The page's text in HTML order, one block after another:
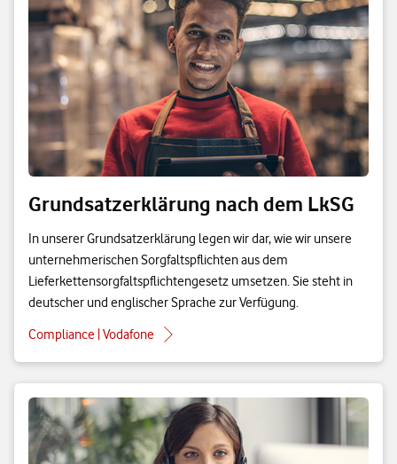
Grundsatzerklärung nach dem LkSG
In unserer Grundsatzerklärung legen wir dar, wie wir unsere
unternehmerischen Sorgfaltspflichten aus dem
Lieferkettensorgfaltspflichtengesetz umsetzen. Sie steht in
deutscher und englischer Sprache zur Verfügung.
Compliance | Vodafone